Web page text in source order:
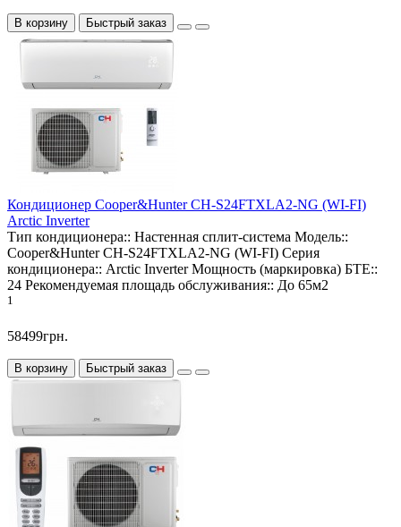
В корзину Быстрый заказ
Кондиционер Cooper&Hunter CH-S24FTXLA2-NG (WI-FI)
Arctic Inverter
Тип кондиционера:: Настенная сплит-система Модель::
Cooper&Hunter CH-S24FTXLA2-NG (WI-FI) Серия
кондиционера:: Arctic Inverter Мощность (маркировка) БТЕ::
24 Рекомендуемая площадь обслуживания:: До 65м2
1
58499грн.
В корзину Быстрый заказ